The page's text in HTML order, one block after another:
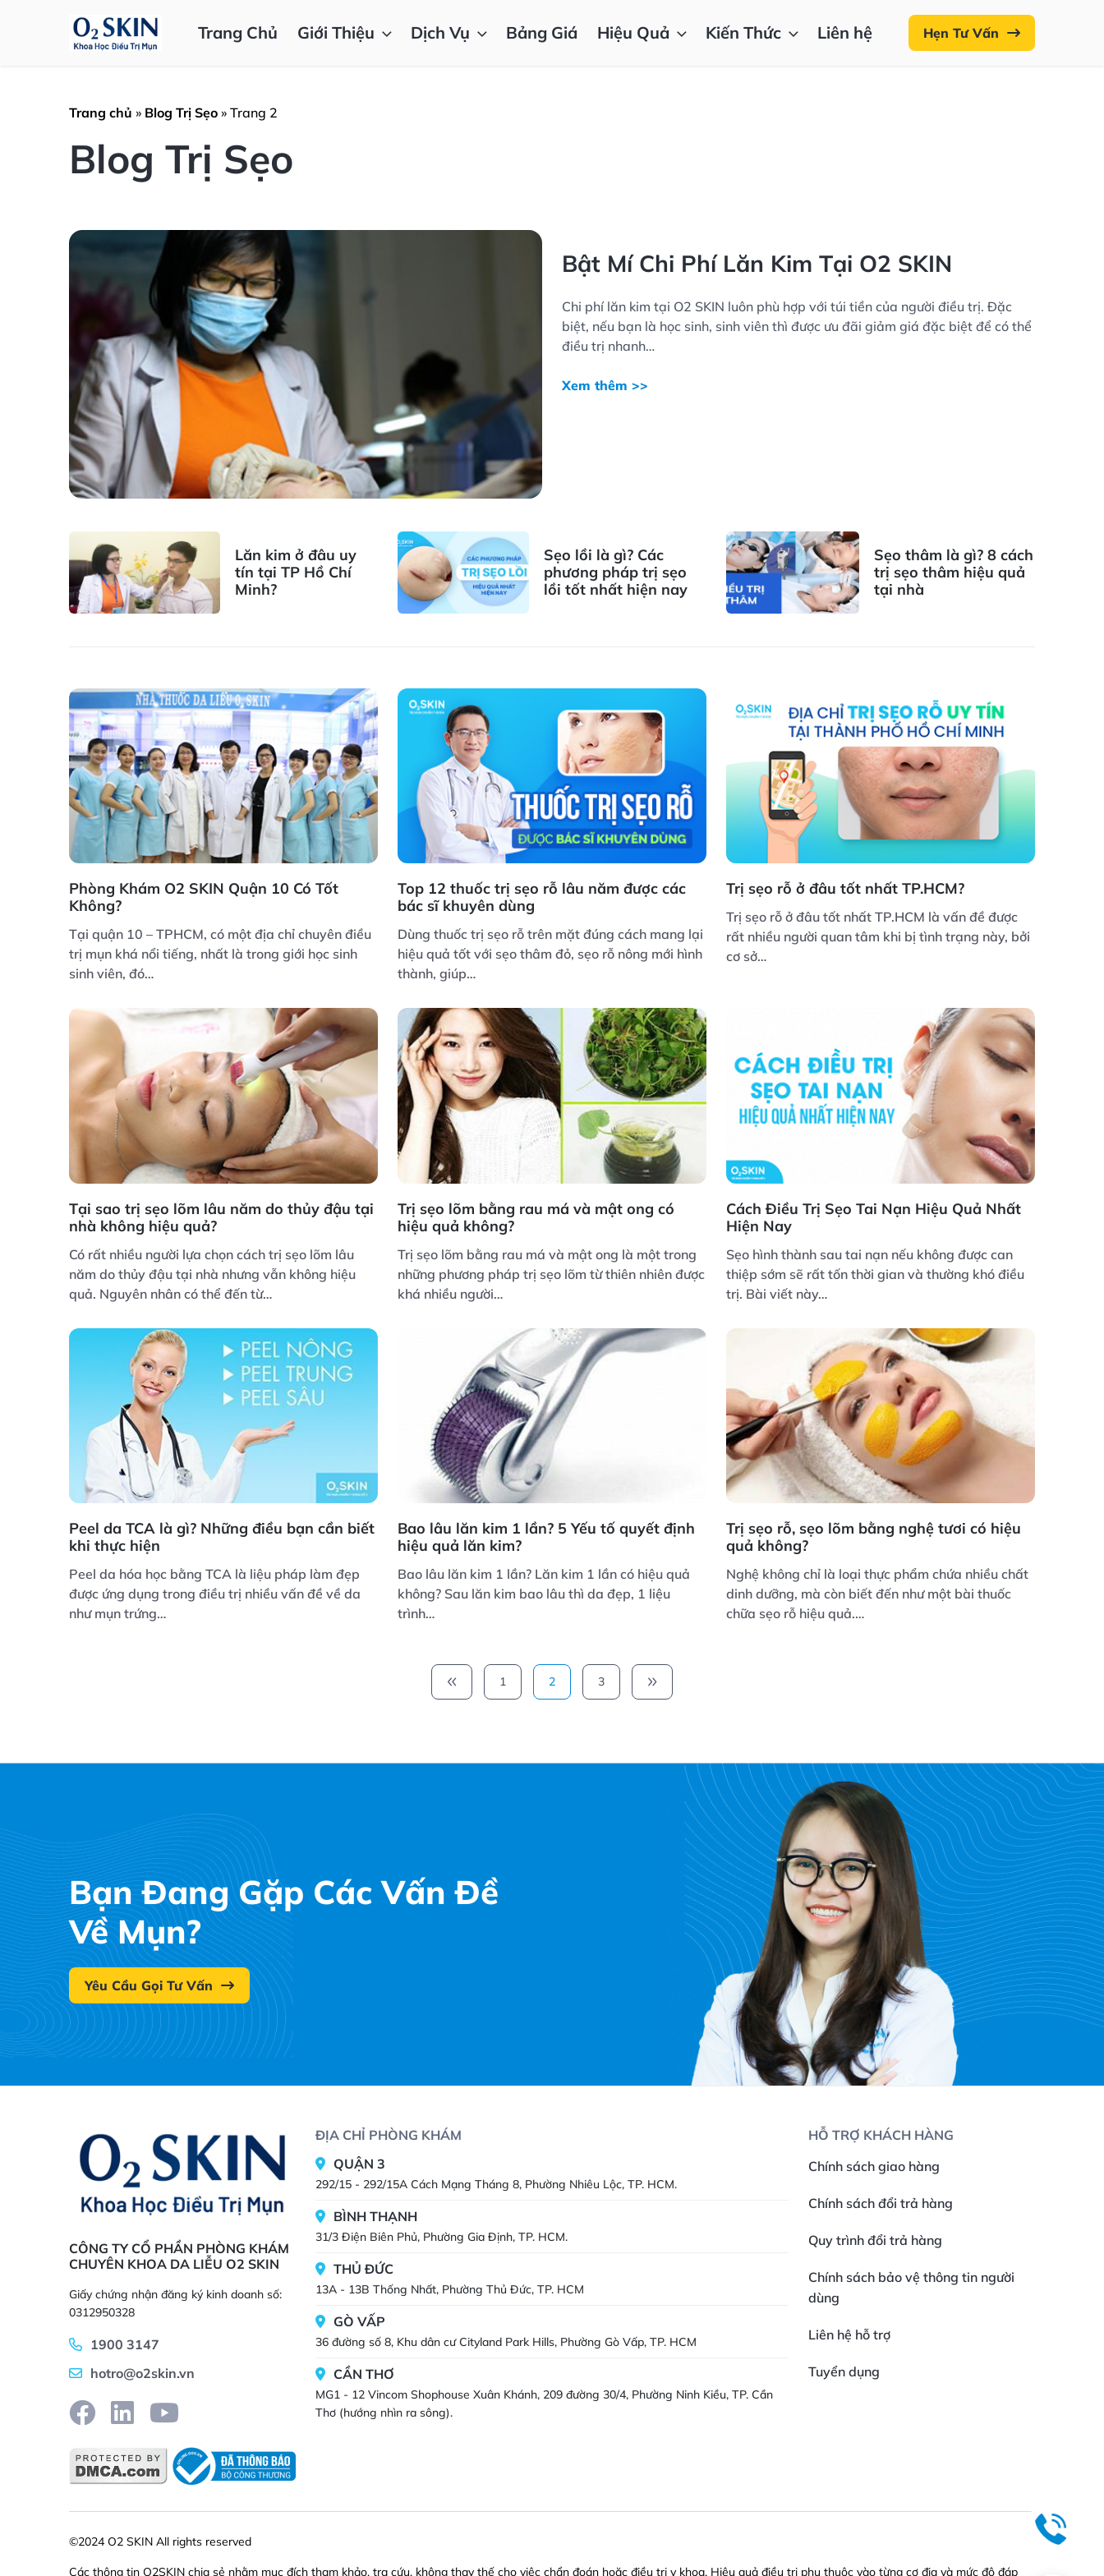
Trang Chủ Giới Thiệu Dịch Vụ Bảng Giá Hiệu Quả Kiến Thức Liên hệ Hẹn Tư Vấn
Trang chủ » Blog Trị Sẹo » Trang 2
Blog Trị Sẹo
Bật Mí Chi Phí Lăn Kim Tại O2 SKIN
Chi phí lăn kim tại O2 SKIN luôn phù hợp với túi tiền của người điều trị. Đặc
biệt, nếu bạn là học sinh, sinh viên thì được ưu đãi giảm giá đặc biệt để có thể
điều trị nhanh…
Xem thêm >>
Lăn kim ở đâu uy
tín tại TP Hồ Chí
Minh?
Sẹo lồi là gì? Các
phương pháp trị sẹo
lồi tốt nhất hiện nay
Sẹo thâm là gì? 8 cách
trị sẹo thâm hiệu quả
tại nhà
Phòng Khám O2 SKIN Quận 10 Có Tốt
Không?
Tại quận 10 – TPHCM, có một địa chỉ chuyên điều
trị mụn khá nổi tiếng, nhất là trong giới học sinh
sinh viên, đó…
Top 12 thuốc trị sẹo rỗ lâu năm được các
bác sĩ khuyên dùng
Dùng thuốc trị sẹo rỗ trên mặt đúng cách mang lại
hiệu quả tốt với sẹo thâm đỏ, sẹo rỗ nông mới hình
thành, giúp…
Trị sẹo rỗ ở đâu tốt nhất TP.HCM?
Trị sẹo rỗ ở đâu tốt nhất TP.HCM là vấn đề được
rất nhiều người quan tâm khi bị tình trạng này, bởi
cơ sở…
Tại sao trị sẹo lõm lâu năm do thủy đậu tại
nhà không hiệu quả?
Có rất nhiều người lựa chọn cách trị sẹo lõm lâu
năm do thủy đậu tại nhà nhưng vẫn không hiệu
quả. Nguyên nhân có thể đến từ…
Trị sẹo lõm bằng rau má và mật ong có
hiệu quả không?
Trị sẹo lõm bằng rau má và mật ong là một trong
những phương pháp trị sẹo lõm từ thiên nhiên được
khá nhiều người…
Cách Điều Trị Sẹo Tai Nạn Hiệu Quả Nhất
Hiện Nay
Sẹo hình thành sau tai nạn nếu không được can
thiệp sớm sẽ rất tốn thời gian và thường khó điều
trị. Bài viết này…
Peel da TCA là gì? Những điều bạn cần biết
khi thực hiện
Peel da hóa học bằng TCA là liệu pháp làm đẹp
được ứng dụng trong điều trị nhiều vấn đề về da
như mụn trứng…
Bao lâu lăn kim 1 lần? 5 Yếu tố quyết định
hiệu quả lăn kim?
Bao lâu lăn kim 1 lần? Lăn kim 1 lần có hiệu quả
không? Sau lăn kim bao lâu thì da đẹp, 1 liệu
trình…
Trị sẹo rỗ, sẹo lõm bằng nghệ tươi có hiệu
quả không?
Nghệ không chỉ là loại thực phẩm chứa nhiều chất
dinh dưỡng, mà còn biết đến như một bài thuốc
chữa sẹo rỗ hiệu quả.…
1 2 3
Bạn Đang Gặp Các Vấn Đề
Về Mụn?
Yêu Cầu Gọi Tư Vấn
CÔNG TY CỔ PHẦN PHÒNG KHÁM
CHUYÊN KHOA DA LIỄU O2 SKIN
Giấy chứng nhận đăng ký kinh doanh số:
0312950328
1900 3147
hotro@o2skin.vn
ĐỊA CHỈ PHÒNG KHÁM
QUẬN 3
292/15 - 292/15A Cách Mạng Tháng 8, Phường Nhiêu Lộc, TP. HCM.
BÌNH THẠNH
31/3 Điện Biên Phủ, Phường Gia Định, TP. HCM.
THỦ ĐỨC
13A - 13B Thống Nhất, Phường Thủ Đức, TP. HCM
GÒ VẤP
36 đường số 8, Khu dân cư Cityland Park Hills, Phường Gò Vấp, TP. HCM
CẦN THƠ
MG1 - 12 Vincom Shophouse Xuân Khánh, 209 đường 30/4, Phường Ninh Kiều, TP. Cần
Thơ (hướng nhìn ra sông).
HỖ TRỢ KHÁCH HÀNG
Chính sách giao hàng
Chính sách đổi trả hàng
Quy trình đổi trả hàng
Chính sách bảo vệ thông tin người
dùng
Liên hệ hỗ trợ
Tuyển dụng
©2024 O2 SKIN All rights reserved
Các thông tin O2SKIN chia sẻ nhằm mục đích tham khảo, tra cứu, không thay thế cho việc chẩn đoán hoặc điều trị y khoa. Hiệu quả điều trị phụ thuộc vào từng cơ địa và mức độ đáp